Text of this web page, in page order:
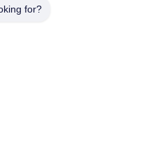
Block, Hua Yi International
for?